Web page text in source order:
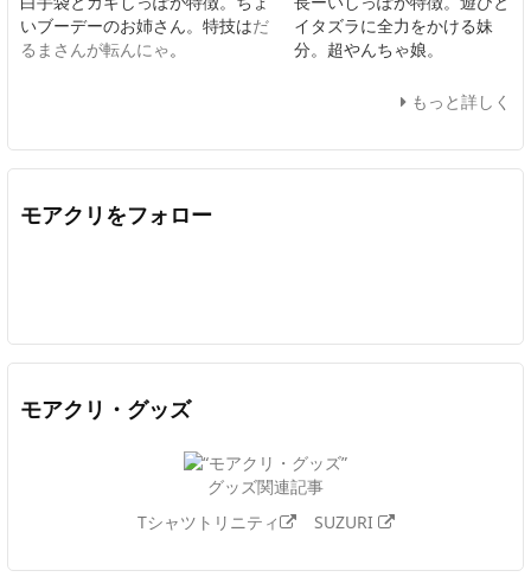
いブーデーのお姉さん。特技はだ
るまさんが転んにゃ。
イタズラに全力をかける妹
分。超やんちゃ娘。
もっと詳しく
モアクリをフォロー
モアクリ・グッズ
グッズ関連記事
Tシャツトリニティ
SUZURI